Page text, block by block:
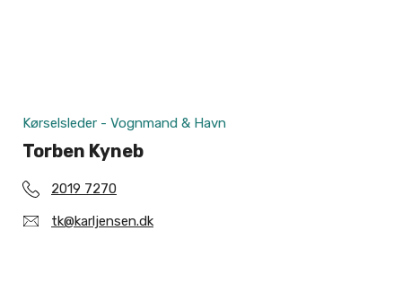
Kørselsleder - Vognmand & Havn
Torben Kyneb
2019 7270
tk@karljensen.dk